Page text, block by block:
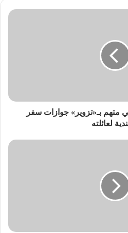
متهم بـ«تزوير» جوازات سفر
لعائلته